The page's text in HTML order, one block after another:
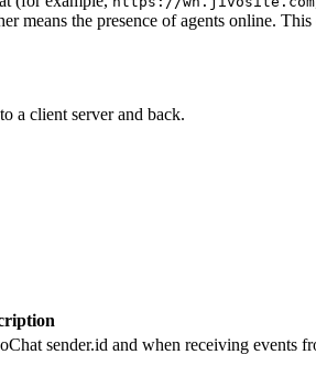
means the presence of agents online.
a client server and back.
sender.id and when receiving events